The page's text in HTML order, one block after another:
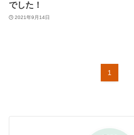
でした！
2021年9月14日
1